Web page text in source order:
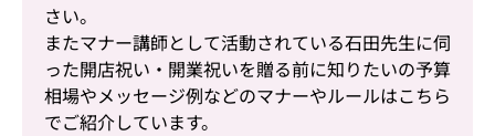
さい。
またマナー講師として活動されている石田先生に伺
った開店祝い・開業祝いを贈る前に知りたいの予算
相場やメッセージ例などのマナーやルールはこちら
でご紹介しています。